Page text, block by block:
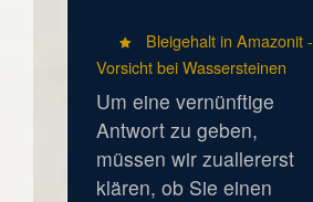
Bleigehalt in Amazonit -
Vorsicht bei Wassersteinen
Um eine vernünftige
Antwort zu geben,
müssen wir zuallererst
klären, ob Sie einen